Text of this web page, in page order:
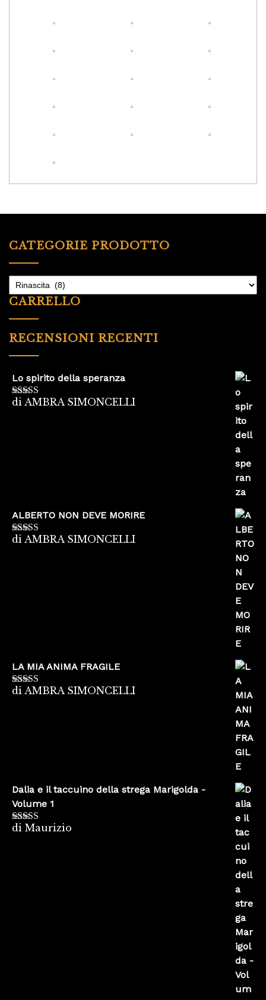
CATEGORIE PRODOTTO
CARRELLO
RECENSIONI RECENTI
Lo spirito della speranza
Valutato5su
di AMBRA SIMONCELLI
ALBERTO NON DEVE MORIRE
Valutato5su
di AMBRA SIMONCELLI
LA MIA ANIMA FRAGILE
Valutato5su
di AMBRA SIMONCELLI
Dalia e il taccuino della strega Marigolda -
Volume 1
Valutato4
di Maurizio